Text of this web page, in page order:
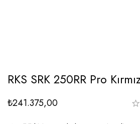
RKS SRK 250RR Pro
₺241.375,00